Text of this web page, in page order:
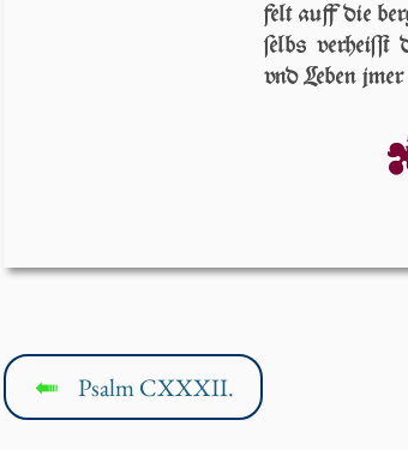
felt auff die
ſelbs
vnd Leben
↤ Psalm CXXXII.